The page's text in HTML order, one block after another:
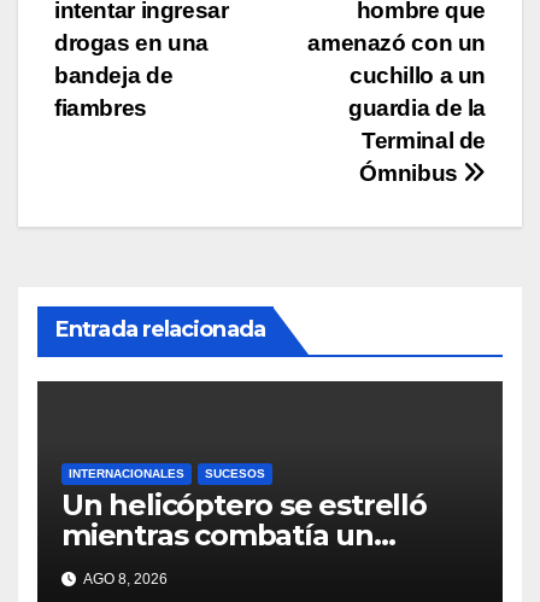
de
entradas
hombre que
amenazó con un
cuchillo a un
guardia de la
Terminal de
Ómnibus
intentar ingresar
drogas en una
bandeja de
fiambres
Entrada relacionada
INTERNACIONALES SUCESOS
Un helicóptero se estrelló
mientras combatía un
incendio forestal en Utah
AGO 8, 2026